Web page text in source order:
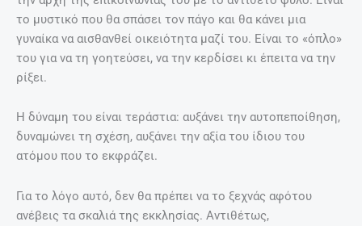
το μυστικό που θα σπάσει τον πάγο και θα κάνει μια
γυναίκα να αισθανθεί οικειότητα μαζί του. Είναι το «όπλο»
του για να τη γοητεύσει, να την κερδίσει κι έπειτα να την
ρίξει.
Η δύναμη του είναι τεράστια: αυξάνει την αυτοπεποίθηση,
δυναμώνει τη σχέση, αυξάνει την αξία του ίδιου του
ατόμου που το εκφράζει.
Για το λόγο αυτό, δεν θα πρέπει να το ξεχνάς αφότου
ανέβεις τα σκαλιά της εκκλησίας. Αντιθέτως,